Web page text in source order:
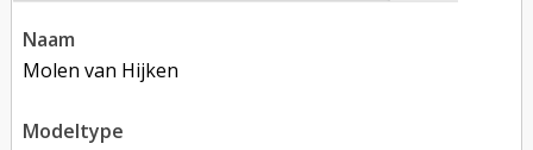
naam
Molen van Hijken
modeltype